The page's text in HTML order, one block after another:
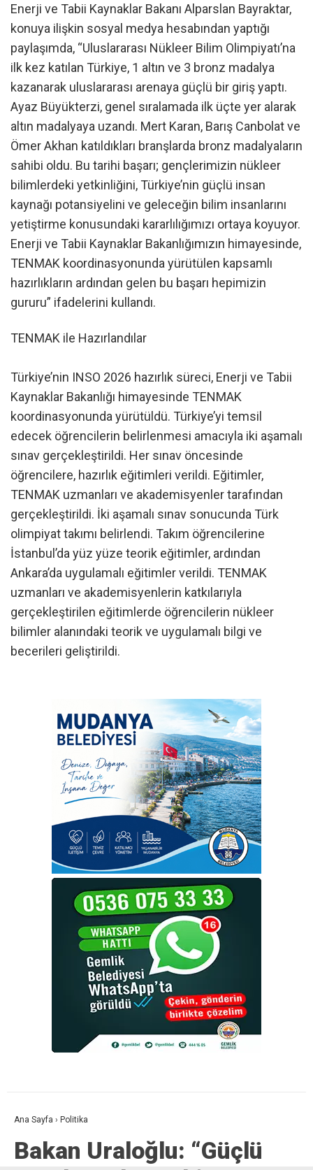
Enerji ve Tabii Kaynaklar Bakanı Alparslan Bayraktar,
konuya ilişkin sosyal medya hesabından yaptığı
paylaşımda, “Uluslararası Nükleer Bilim Olimpiyatı’na
ilk kez katılan Türkiye, 1 altın ve 3 bronz madalya
kazanarak uluslararası arenaya güçlü bir giriş yaptı.
Ayaz Büyükterzi, genel sıralamada ilk üçte yer alarak
altın madalyaya uzandı. Mert Karan, Barış Canbolat ve
Ömer Akhan katıldıkları branşlarda bronz madalyaların
sahibi oldu. Bu tarihi başarı; gençlerimizin nükleer
bilimlerdeki yetkinliğini, Türkiye’nin güçlü insan
kaynağı potansiyelini ve geleceğin bilim insanlarını
yetiştirme konusundaki kararlılığımızı ortaya koyuyor.
Enerji ve Tabii Kaynaklar Bakanlığımızın himayesinde,
TENMAK koordinasyonunda yürütülen kapsamlı
hazırlıkların ardından gelen bu başarı hepimizin
gururu” ifadelerini kullandı.
TENMAK ile Hazırlandılar
Türkiye’nin INSO 2026 hazırlık süreci, Enerji ve Tabii
Kaynaklar Bakanlığı himayesinde TENMAK
koordinasyonunda yürütüldü. Türkiye’yi temsil
edecek öğrencilerin belirlenmesi amacıyla iki aşamalı
sınav gerçekleştirildi. Her sınav öncesinde
öğrencilere, hazırlık eğitimleri verildi. Eğitimler,
TENMAK uzmanları ve akademisyenler tarafından
gerçekleştirildi. İki aşamalı sınav sonucunda Türk
olimpiyat takımı belirlendi. Takım öğrencilerine
İstanbul’da yüz yüze teorik eğitimler, ardından
Ankara’da uygulamalı eğitimler verildi. TENMAK
uzmanları ve akademisyenlerin katkılarıyla
gerçekleştirilen eğitimlerde öğrencilerin nükleer
bilimler alanındaki teorik ve uygulamalı bilgi ve
becerileri geliştirildi.
Ana Sayfa › Politika
Bakan Uraloğlu: “Güçlü